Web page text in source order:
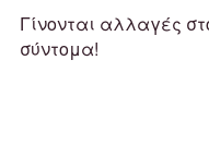
Γίνονται αλλαγές
σύντομα!